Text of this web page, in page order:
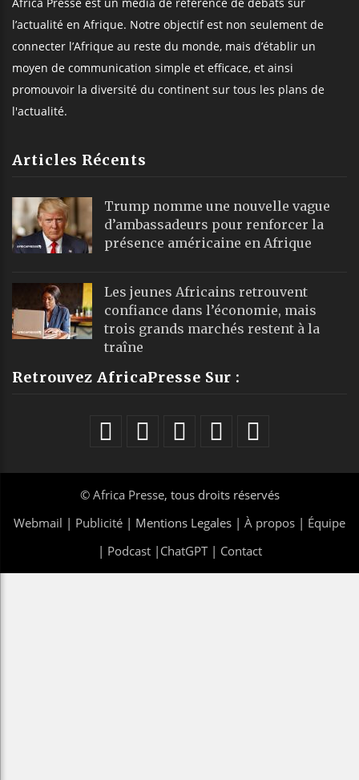
l’actualité en Afrique. Notre objectif est non seulement de
connecter l’Afrique au reste du monde, mais d’établir un
moyen de communication simple et efficace, et ainsi
promouvoir la diversité du continent sur tous les plans de
l'actualité.
Articles Récents
Trump nomme une nouvelle vague
d’ambassadeurs pour renforcer la
présence américaine en Afrique
Les jeunes Africains retrouvent
confiance dans l’économie, mais
trois grands marchés restent à la
traîne
Retrouvez AfricaPresse Sur :
© Africa Presse, tous droits réservés
Webmail | Publicité | Mentions Legales | À propos | Équipe
| Podcast| ChatGPT| Contact